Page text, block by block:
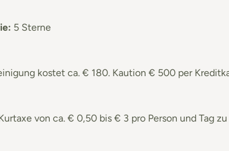
5 Sterne
kostet ca. € 180. Kaution € 500 per
von ca. € 0,50 bis € 3 pro Person und Tag